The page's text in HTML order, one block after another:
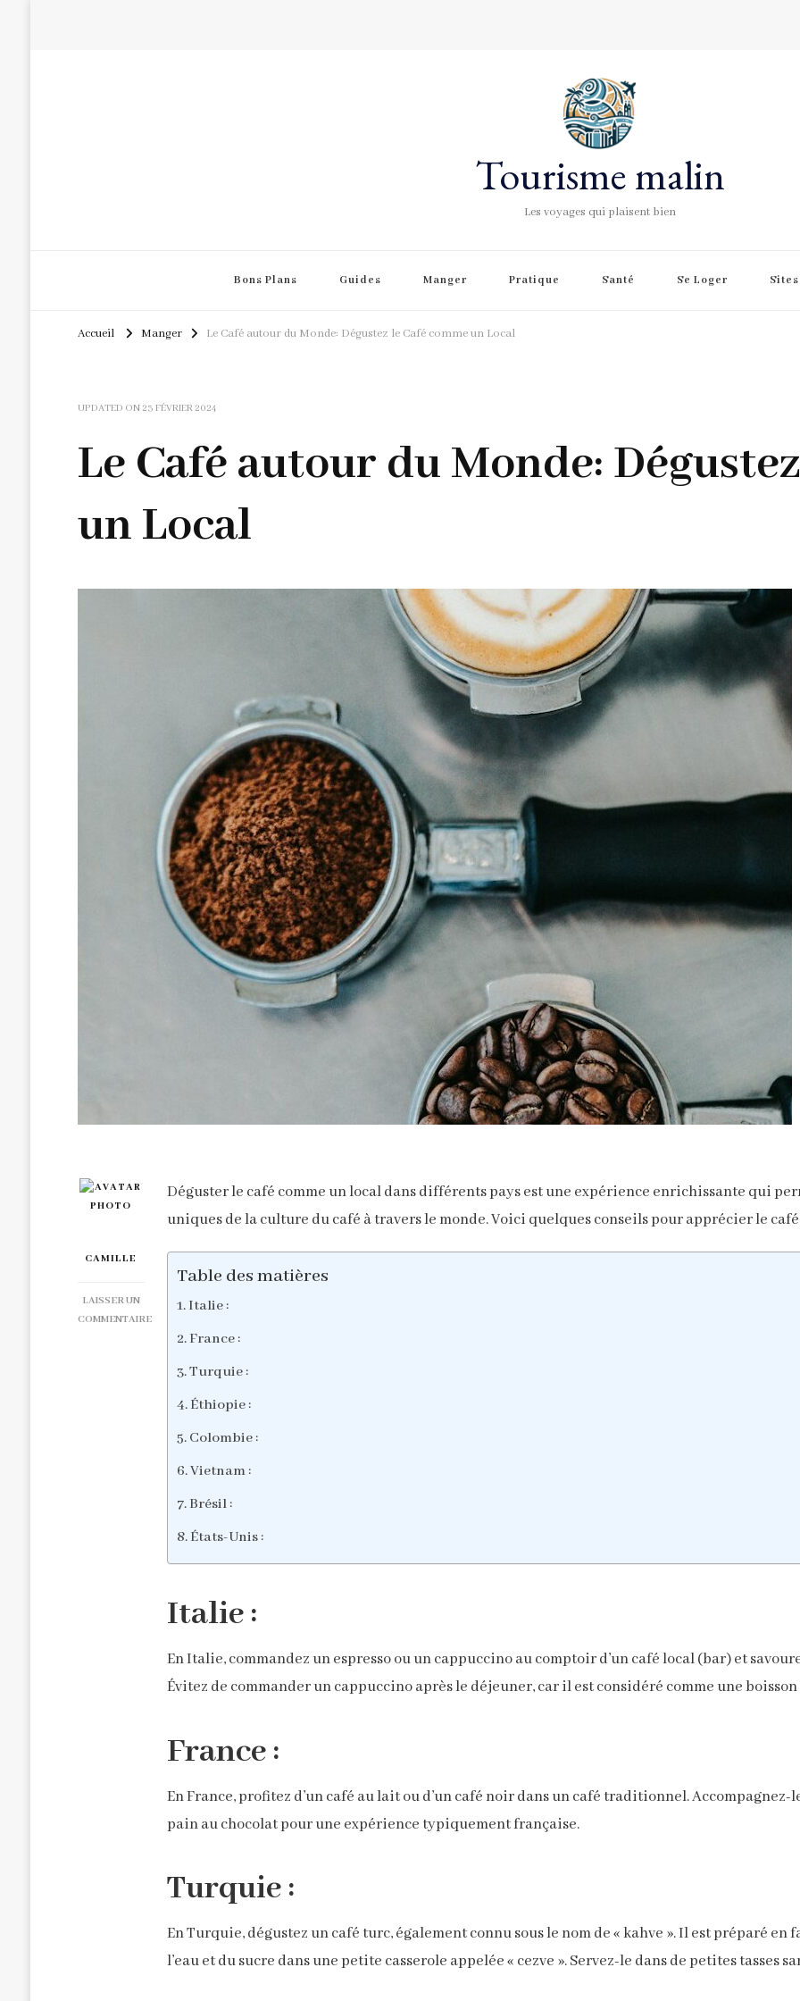
Tourisme malin
Les voyages qui plaisent bien
Bons Plans Guides Manger Pratique Santé Se Loger
Accueil Manger Le Café autour du Monde: Dégustez le Café comme un Local
UPDATED ON23 FÉVRIER 2024
Le Café autour du Monde:
un Local
CAMILLE
LAISSER UN
COMMENTAIRE
Déguster le café comme un local dans différents pays est une expérience enrichissante qui
uniques de la culture du café à travers le monde. Voici quelques conseils pour apprécier le
Table des matières
Italie :
France :
Turquie :
Éthiopie :
Colombie :
Vietnam :
Brésil :
États-Unis :
Italie :
En Italie, commandez un espresso ou un cappuccino au comptoir d’un café local (bar) et
Évitez de commander un cappuccino après le déjeuner, car il est considéré comme une
France :
En France, profitez d’un café au lait ou d’un café noir dans un café traditionnel.
pain au chocolat pour une expérience typiquement française.
Turquie :
En Turquie, dégustez un café turc, également connu sous le nom de « kahve ». Il est préparé
l’eau et du sucre dans une petite casserole appelée « cezve ». Servez-le dans de petites tasses